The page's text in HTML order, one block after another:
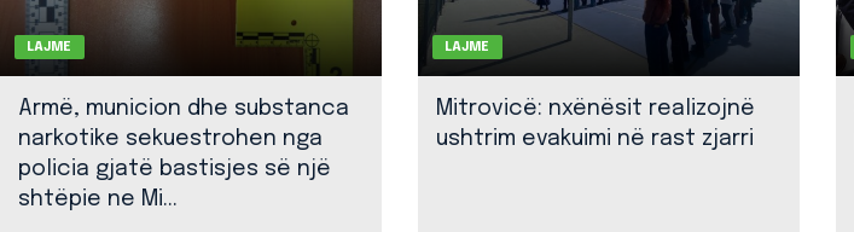
LAJME
Armë, municion dhe substanca
narkotike sekuestrohen nga
policia gjatë bastisjes së një
shtëpie ne Mi...
LAJME
Mitrovicë: nxënësit realizojnë
ushtrim evakuimi në rast zjarri